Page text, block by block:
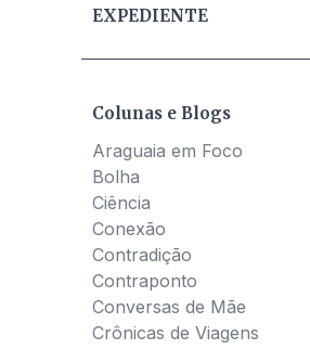
EXPEDIENTE
Colunas e Blogs
Araguaia em Foco
Bolha
Ciência
Conexão
Contradição
Contraponto
Conversas de Mãe
Crônicas de Viagens